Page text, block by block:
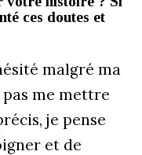
ces doutes et
malgré ma
pas me mettre
je pense
et de